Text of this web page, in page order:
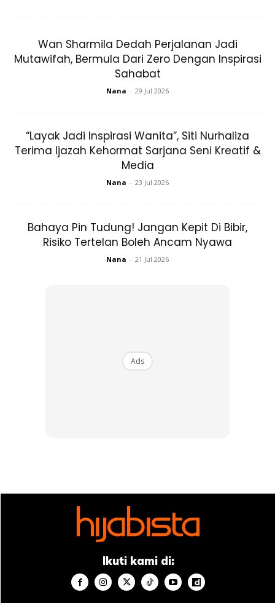
banyak paste dia jd masam.. Untuk yang tak berapa suka
masam macam sis, boleh letak susu cair.
Wan Sharmila Dedah Perjalanan Jadi
Mutawifah, Bermula Dari Zero Dengan Inspirasi
Sahabat
Nana - 29 Jul 2026
“Layak Jadi Inspirasi Wanita”, Siti Nurhaliza
Terima Ijazah Kehormat Sarjana Seni Kreatif &
Media
Nana - 23 Jul 2026
Bahaya Pin Tudung! Jangan Kepit Di Bibir,
Risiko Tertelan Boleh Ancam Nyawa
Nana - 21 Jul 2026
Ads
Ikuti kami di: